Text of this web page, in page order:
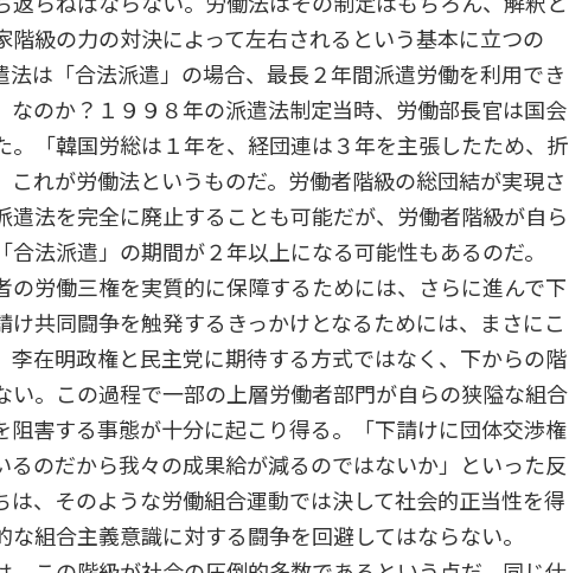
級の力の対決によって左右されるという基本に立つの
法は「合法派遣」の場合、最長２年間派遣労働を利用でき
なのか？１９９８年の派遣法制定当時、労働部長官は国会
。「韓国労総は１年を、経団連は３年を主張したため、折
れが労働法というものだ。労働者階級の総団結が実現さ
遣法を完全に廃止することも可能だが、労働者階級が自ら
法派遣」の期間が２年以上になる可能性もあるのだ。
労働三権を実質的に保障するためには、さらに進んで下
共同闘争を触発するきっかけとなるためには、まさにこ
李在明政権と民主党に期待する方式ではなく、下からの階
い。この過程で一部の上層労働者部門が自らの狭隘な組合
阻害する事態が十分に起こり得る。「下請けに団体交渉権
るのだから我々の成果給が減るのではないか」といった反
、そのような労働組合運動では決して社会的正当性を得
組合主義意識に対する闘争を回避してはならない。